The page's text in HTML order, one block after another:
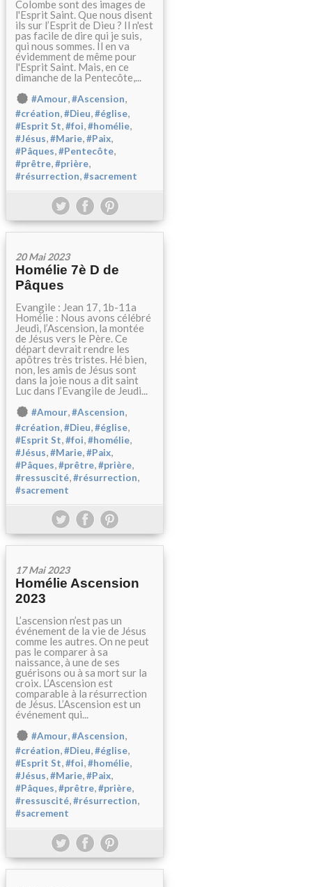
Colombe sont des images de
l'Esprit Saint. Que nous disent
ils sur l’Esprit de Dieu ? Il n'est
pas facile de dire qui je suis,
qui nous sommes. Il en va
évidemment de même pour
l'Esprit Saint. Mais, en ce
dimanche de la Pentecôte,...
#Amour,#Ascension,
#création,#Dieu,#église,
#Esprit St,#foi,#homélie,
#Jésus,#Marie,#Paix,
#Pâques,#Pentecôte,
#prêtre,#prière,
#résurrection,#sacrement
20 Mai 2023
Homélie 7è D de
Pâques
Evangile : Jean 17, 1b-11a
Homélie : Nous avons célébré
Jeudi, l’Ascension, la montée
de Jésus vers le Père. Ce
départ devrait rendre les
apôtres très tristes. Hé bien,
non, les amis de Jésus sont
dans la joie nous a dit saint
Luc dans l’Evangile de Jeudi...
#Amour,#Ascension,
#création #Dieu #église
#Esprit St #foi #homélie
#Jésus #Marie #Paix
#Pâques #prêtre #prière
#ressuscité #résurrection
#sacrement
17 Mai 2023
Homélie Ascension
2023
L’ascension n’est pas un
événement de la vie de Jésus
comme les autres. On ne peut
pas le comparer à sa
naissance, à une de ses
guérisons ou à sa mort sur la
croix. L’Ascension est
comparable à la résurrection
de Jésus. L’Ascension est un
événement qui...
#Amour,#Ascension,
#création,#Dieu,#église,
#Esprit St,#foi,#homélie,
#Jésus,#Marie,#Paix,
#Pâques,#prêtre,#prière,
#ressuscité,#résurrection,
#sacrement